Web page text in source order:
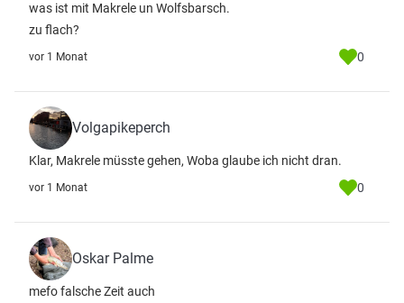
was ist mit Makrele un Wolfsbarsch.
zu flach?
vor 1 Monat 0
Volgapikeperch
Klar, Makrele müsste gehen, Woba glaube ich nicht dran.
vor 1 Monat 0
Oskar Palme
mefo falsche Zeit auch